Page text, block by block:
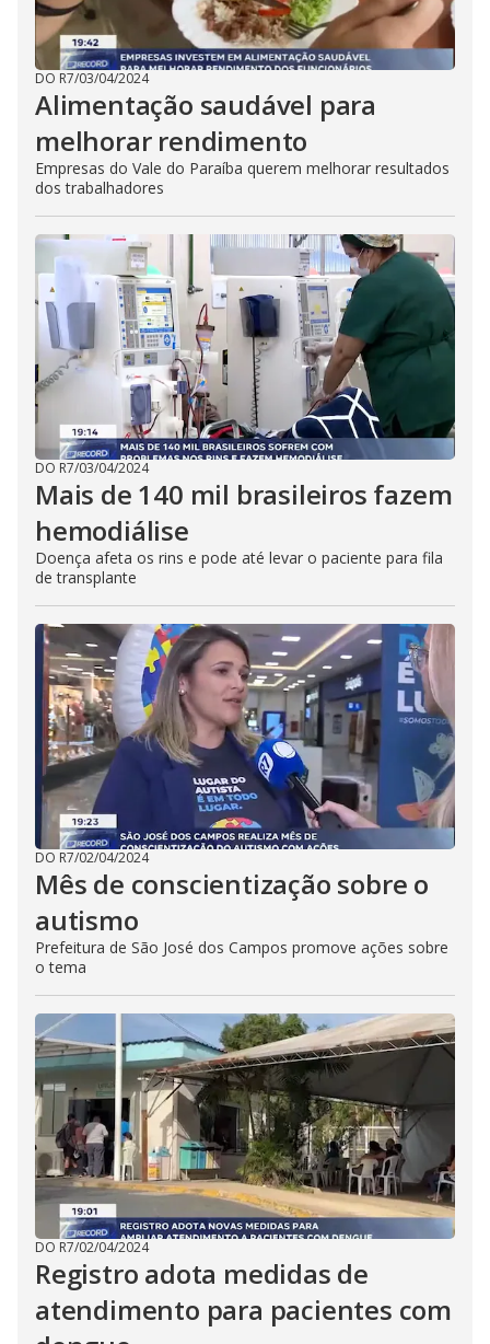
DO R7/03/04/2024
Alimentação saudável para
melhorar rendimento
Empresas do Vale do Paraíba querem melhorar resultados
dos trabalhadores
DO R7/03/04/2024
Mais de 140 mil brasileiros fazem
hemodiálise
Doença afeta os rins e pode até levar o paciente para fila
de transplante
DO R7/02/04/2024
Mês de conscientização sobre o
autismo
Prefeitura de São José dos Campos promove ações sobre
o tema
DO R7/02/04/2024
Registro adota medidas de
atendimento para pacientes com